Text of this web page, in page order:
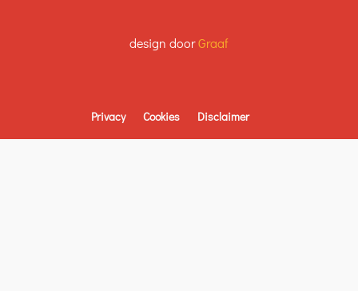
design doorGraaf
Privacy Cookies Disclaimer